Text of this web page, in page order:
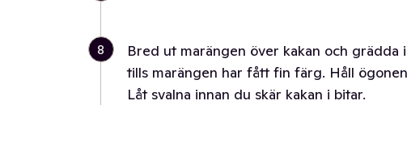
8
Bred ut marängen över kakan och
tills marängen har fått fin färg. Håll
Låt svalna innan du skär kakan i bitar.